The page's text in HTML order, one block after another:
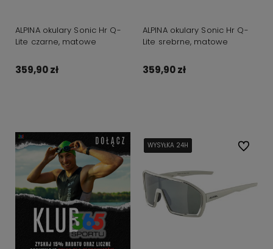
ALPINA okulary Sonic Hr Q-
Lite czarne, matowe
359,90 zł
ALPINA okulary Sonic Hr Q-
Lite srebrne, matowe
359,90 zł
WYSYŁKA 24H
WYSYŁKA 24H
WYSYŁKA 24H
WYSYŁKA 24H Do